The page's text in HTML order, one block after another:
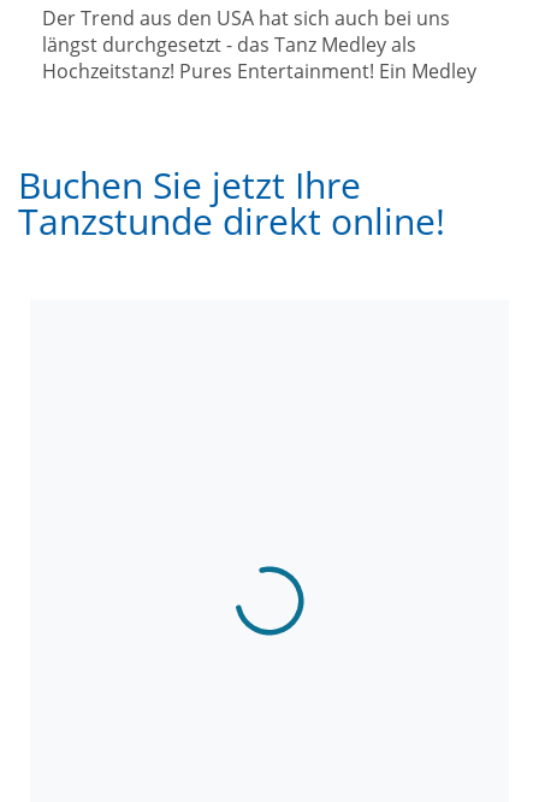
Buchen Sie jetzt Ihre
Tanzstunde direkt online!